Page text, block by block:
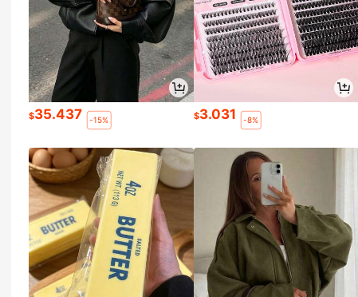
$35.437 -15% $3.031 -8%